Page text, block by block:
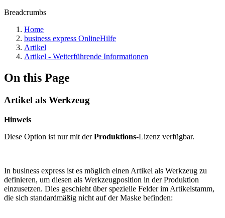
Breadcrumbs
Home
business express OnlineHilfe
Artikel
Artikel - Weiterführende Informationen
On this Page
Artikel als Werkzeug
Hinweis
Diese Option ist nur mit derProduktions-Lizenz verfügbar.
In business express ist es möglich einen Artikel als Werkzeug zu
definieren, um diesen als Werkzeugposition in der Produktion
einzusetzen. Dies geschieht über spezielle Felder im Artikelstamm,
die sich standardmäßig nicht auf der Maske befinden: